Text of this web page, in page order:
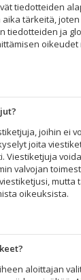
tiedotteiden
tärkeitä,
tiedotteiden ja
oikeudet
joihin ei
joita
Viestiketjuja
valvojan
mutta
oikeuksista.
aloittajan